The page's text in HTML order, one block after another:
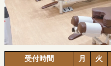
受付時間 月 火